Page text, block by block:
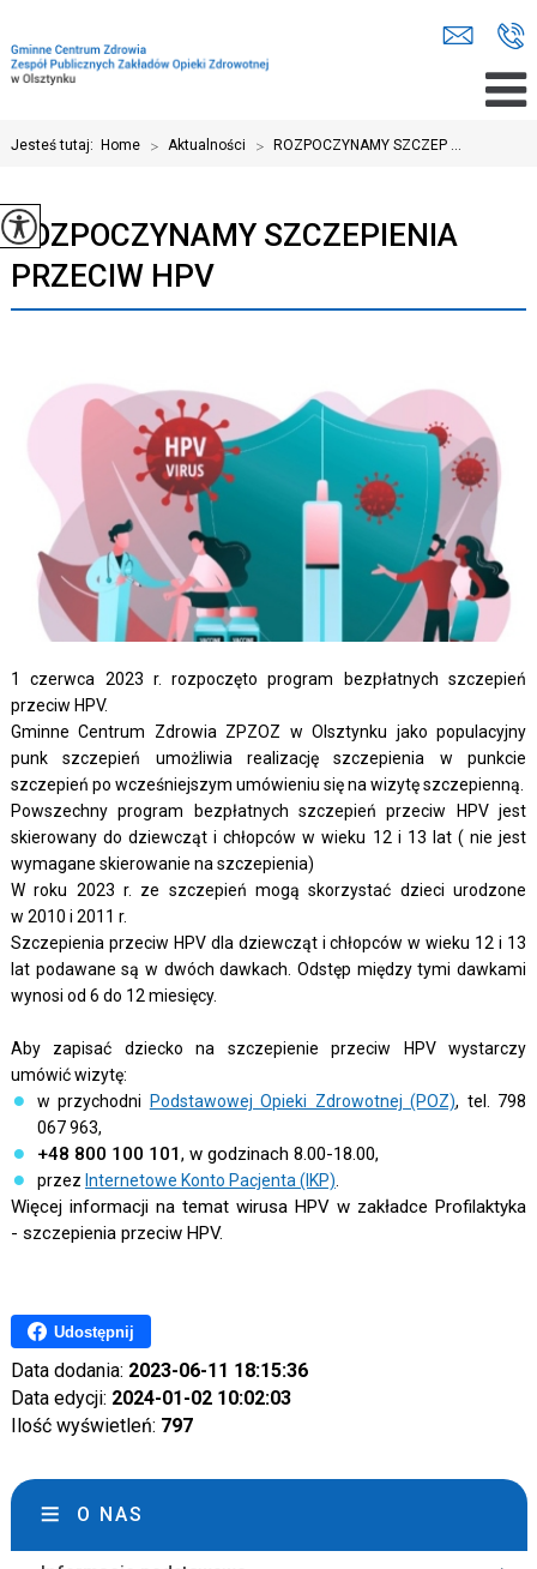
Jesteś tutaj: Home > Aktualności > ROZPOCZYNAMY SZCZEP ...
ROZPOCZYNAMY SZCZEPIENIA
PRZECIW HPV
1 czerwca 2023 r. rozpoczęto program bezpłatnych szczepień
przeciw HPV.
Gminne Centrum Zdrowia ZPZOZ w Olsztynku jako populacyjny
punk szczepień umożliwia realizację szczepienia w punkcie
szczepień po wcześniejszym umówieniu się na wizytę szczepienną.
Powszechny program bezpłatnych szczepień przeciw HPV jest
skierowany do dziewcząt i chłopców w wieku 12 i 13 lat ( nie jest
wymagane skierowanie na szczepienia)
W roku 2023 r. ze szczepień mogą skorzystać dzieci urodzone
w 2010 i 2011 r.
Szczepienia przeciw HPV dla dziewcząt i chłopców w wieku 12 i 13
lat podawane są w dwóch dawkach. Odstęp między tymi dawkami
wynosi od 6 do 12 miesięcy.
Aby zapisać dziecko na szczepienie przeciw HPV wystarczy
umówić wizytę:
w przychodni
Podstawowej Opieki Zdrowotnej (POZ), tel. 798
067 963,
+48 800 100 101 , w godzinach 8.00-18.00,
przez Internetowe Konto Pacjenta (IKP).
Więcej informacji na temat wirusa HPV w zakładce Profilaktyka
- szczepienia przeciw HPV.
Udostępnij
Data dodania: 2023-06-11 18:15:36
Data edycji: 2024-01-02 10:02:03
Ilość wyświetleń: 797
O NAS